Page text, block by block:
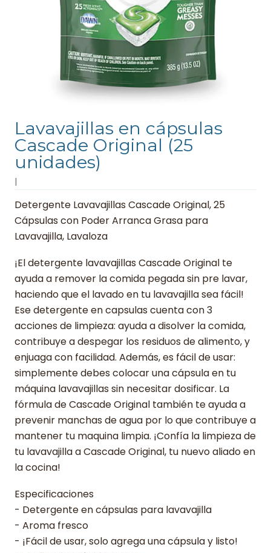
Lavavajillas en cápsulas
Cascade Original (25
unidades)
|
Detergente Lavavajillas Cascade Original, 25
Cápsulas con Poder Arranca Grasa para
Lavavajilla, Lavaloza
¡El detergente lavavajillas Cascade Original te
ayuda a remover la comida pegada sin pre lavar,
haciendo que el lavado en tu lavavajilla sea fácil!
Ese detergente en capsulas cuenta con 3
acciones de limpieza: ayuda a disolver la comida,
contribuye a despegar los residuos de alimento, y
enjuaga con facilidad. Además, es fácil de usar:
simplemente debes colocar una cápsula en tu
máquina lavavajillas sin necesitar dosificar. La
fórmula de Cascade Original también te ayuda a
prevenir manchas de agua por lo que contribuye a
mantener tu maquina limpia. ¡Confía la limpieza de
tu lavavajilla a Cascade Original, tu nuevo aliado en
la cocina!
Especificaciones
- Detergente en cápsulas para lavavajilla
- Aroma fresco
- ¡Fácil de usar, solo agrega una cápsula y listo!